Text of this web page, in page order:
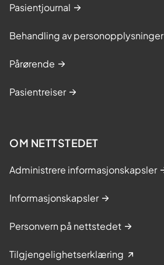
Pasientjournal
Behandling av personopplysninger
Pårørende
Pasientreiser
OM NETTSTEDET
Administrere informasjonskapsler
Informasjonskapsler
Personvern på nettstedet
Tilgjengelighetserklæring